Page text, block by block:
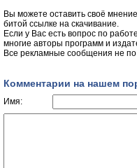
Вы можете оставить своё
битой ссылке на скачивание.
Если у Вас есть вопрос по
многие авторы программ и
Все рекламные сообщения не
Комментарии на нашем
Имя: